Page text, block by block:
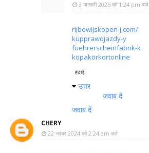
3 जनवरी 2025 को 1:24 pm बजे
rijbewijskopen-j.com/
kupprawojazdy-y
fuehrerscheinfabrik-k
köpakörkortonline
हटाएं
उत्तर
जवाब दें
जवाब दें
CHERY
22 नवंबर 2024 को 2:24 am बजे